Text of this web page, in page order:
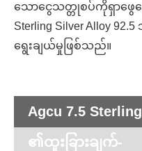
သောငွေသတ္တုစပ်ကိုရှာဖွေန
Sterling Silver Alloy
ရွေးချယ်မှုဖြစ်သည်။
Agcu 7.5
၏ထူးခြားချက်-